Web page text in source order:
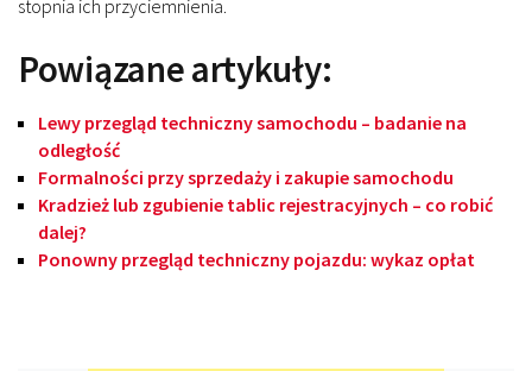
stopnia ich przyciemnienia.
Powiązane artykuły:
Lewy przegląd techniczny samochodu – badanie na
odległość
Formalności przy sprzedaży i zakupie samochodu
Kradzież lub zgubienie tablic rejestracyjnych – co robić
dalej?
Ponowny przegląd techniczny pojazdu: wykaz opłat